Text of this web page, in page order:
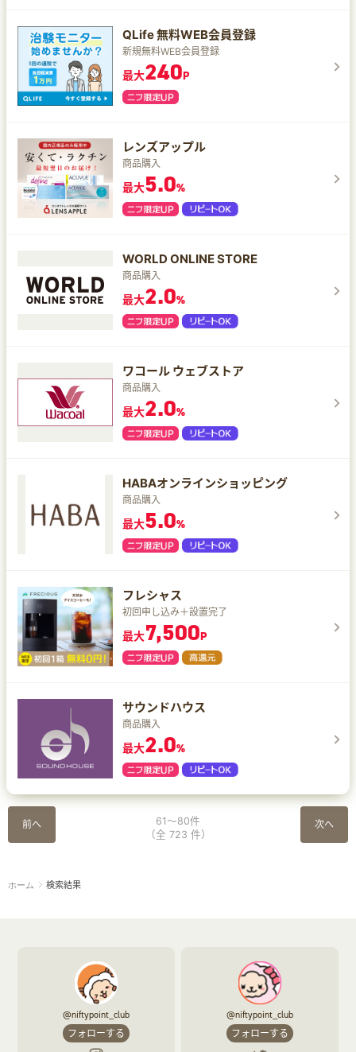
QLife 無料WEB会員登録
新規無料WEB会員登録
最大240P
レンズアップル
商品購入
最大5.0%
WORLD ONLINE STORE
商品購入
最大2.0%
ワコール ウェブストア
商品購入
最大2.0%
HABAオンラインショッピング
商品購入
最大5.0%
フレシャス
初回申し込み＋設置完了
最大7,500P
サウンドハウス
商品購入
最大2.0%
前へ 次へ
61～80件
（全 723 件）
ホーム 検索結果
@niftypoint_club
フォローする
@niftypoint_club
フォローする